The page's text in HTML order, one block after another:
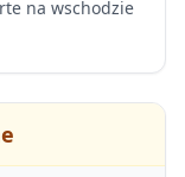
na wschodzie